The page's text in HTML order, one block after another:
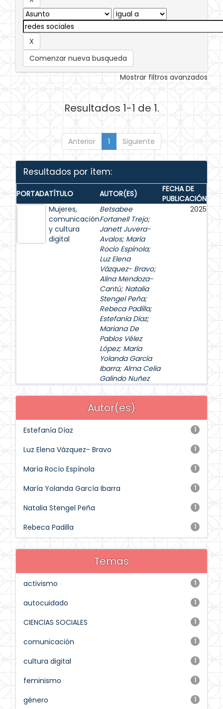
Comenzar nueva busqueda
Mostrar filtros avanzados
Resultados 1-1 de 1.
Anterior 1 Siguiente
Resultados por ítem:
PORTADATÍTULO AUTOR(ES)
FECHA DE
PUBLICACIÓN
Mujeres,
comunicación
y cultura
digital
Betsabee
Fortanell Trejo;
Janett Juvera-
Avalos; María
Rocío Espínola;
Luz Elena
Vázquez- Bravo;
Alina Mendoza-
Cantú; Natalia
Stengel Peña;
Rebeca Padilla;
Estefanía Díaz;
Mariana De
Pablos Vélez
López; María
Yolanda García
Ibarra;Alma Celia
Galindo Nuñez
2025
Autor(es)
1
Estefanía Díaz
1
Luz Elena Vázquez- Bravo
1
María Rocío Espínola
1
María Yolanda García Ibarra
1
Natalia Stengel Peña
1
Rebeca Padilla
Temas
1
activismo
1
autocuidado
1
CIENCIAS SOCIALES
1
comunicación
1
cultura digital
1
feminismo
1
género